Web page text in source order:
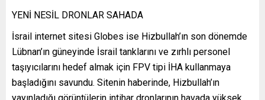
YENİ NESİL DRONLAR SAHADA
İsrail internet sitesi Globes ise Hizbullah’ın son dönemde
Lübnan’ın güneyinde İsrail tanklarını ve zırhlı personel
taşıyıcılarını hedef almak için FPV tipi İHA kullanmaya
başladığını savundu. Sitenin haberinde, Hizbullah’ın
yayınladığı görüntülerin intihar dronlarının havada yüksek